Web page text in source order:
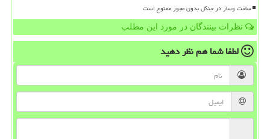
ساخت وساز در جنگل بدون مجوز ممنوع است
نظرات بینندگان در مورد این مطلب
لطفا شما همنظر دهید